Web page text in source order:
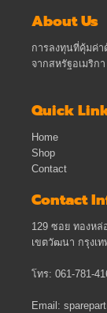
About Us
การลงทุนที่คุ้มค่า
จากสหรัฐอเมริกา
Quick
Home
Shop
Contact
Contact
129 ซอย ทองหล่
เขตวัฒนา กรุงเ
โทร: 061-781-
Email: